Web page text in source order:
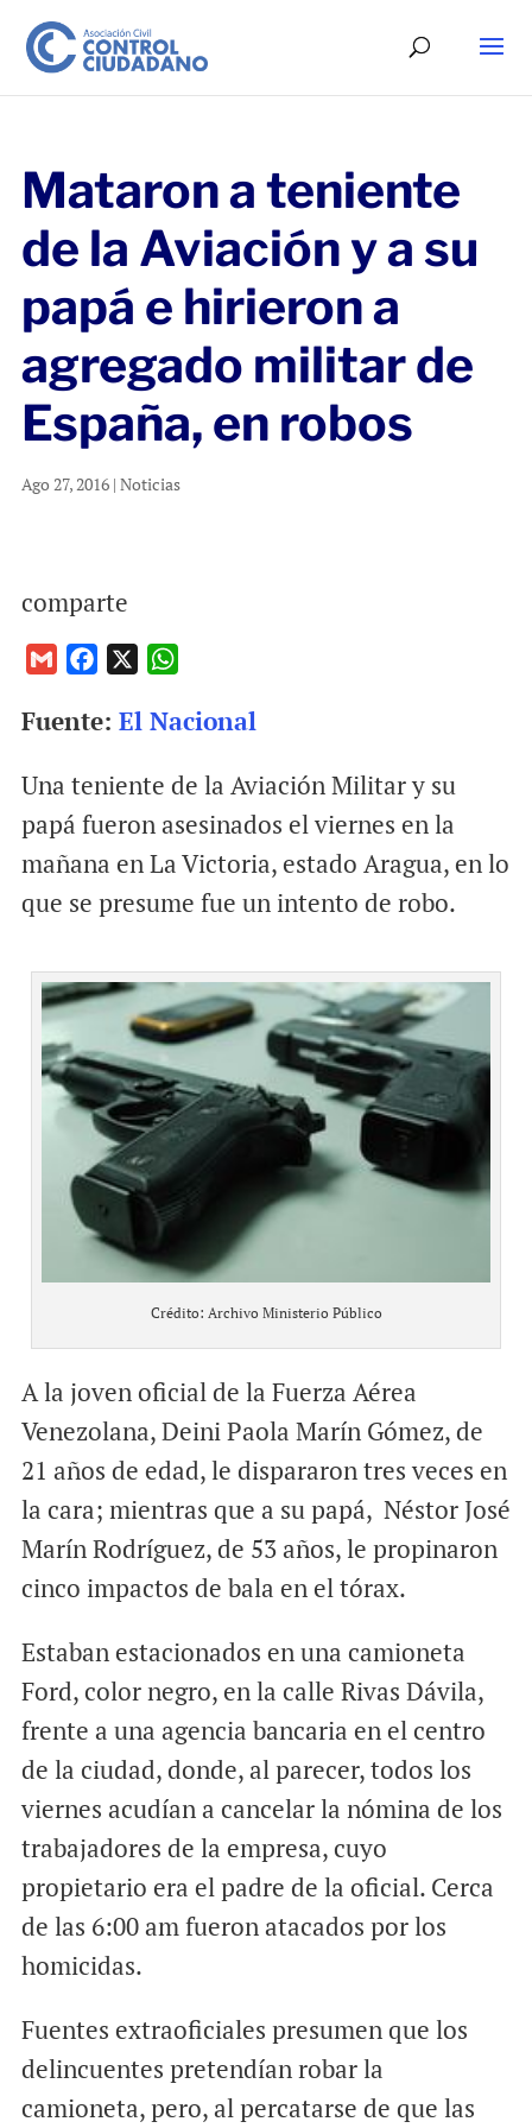
Mataron a teniente
de la Aviación y a su
papá e hirieron a
agregado militar de
España, en robos
Ago 27, 2016| Noticias
comparte
a
l
c
b
k
a
s
p
Fuente: El Nacional
Una teniente de la Aviación Militar y su
papá fueron asesinados el viernes en la
mañana en La Victoria, estado Aragua, en lo
que se presume fue un intento de robo.
Crédito: Archivo Ministerio Público
A la joven oficial de la Fuerza Aérea
Venezolana, Deini Paola Marín Gómez, de
21 años de edad, le dispararon tres veces en
la cara; mientras que a su papá, Néstor José
Marín Rodríguez, de 53 años, le propinaron
cinco impactos de bala en el tórax.
Estaban estacionados en una camioneta
Ford, color negro, en la calle Rivas Dávila,
frente a una agencia bancaria en el centro
de la ciudad, donde, al parecer, todos los
viernes acudían a cancelar la nómina de los
trabajadores de la empresa, cuyo
propietario era el padre de la oficial. Cerca
de las 6:00 am fueron atacados por los
homicidas.
Fuentes extraoficiales presumen que los
delincuentes pretendían robar la
camioneta, pero, al percatarse de que las